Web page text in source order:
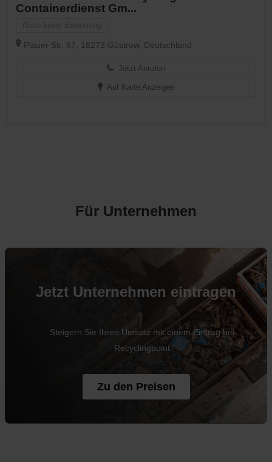
Containerdienst Gm...
Plauer Str. 67, 18273 Güstrow, Deutschland
Jetzt Anrufen
Auf Karte Anzeigen
Für Unternehmen
Jetzt Unternehmen eintragen
Steigern Sie Ihren Umsatz mit einem Eintrag bei
Recyclingpoint
Zu den Preisen